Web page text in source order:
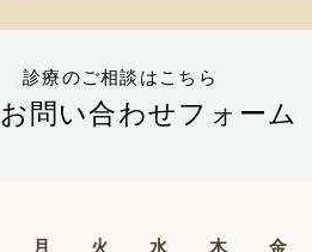
診療のご相談はこちら
お問い合わせフォーム
月 火 水 木 金